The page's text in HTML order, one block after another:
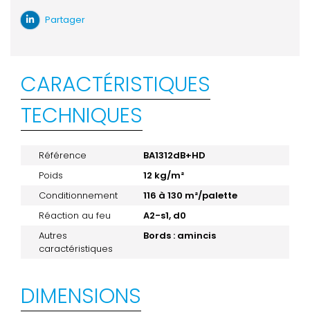
Partager
CARACTÉRISTIQUES
TECHNIQUES
Référence
BA1312dB+HD
Poids
12 kg/m²
Conditionnement
116 à 130 m²/palette
Réaction au feu
A2-s1, d0
Autres
caractéristiques
Bords : amincis
DIMENSIONS